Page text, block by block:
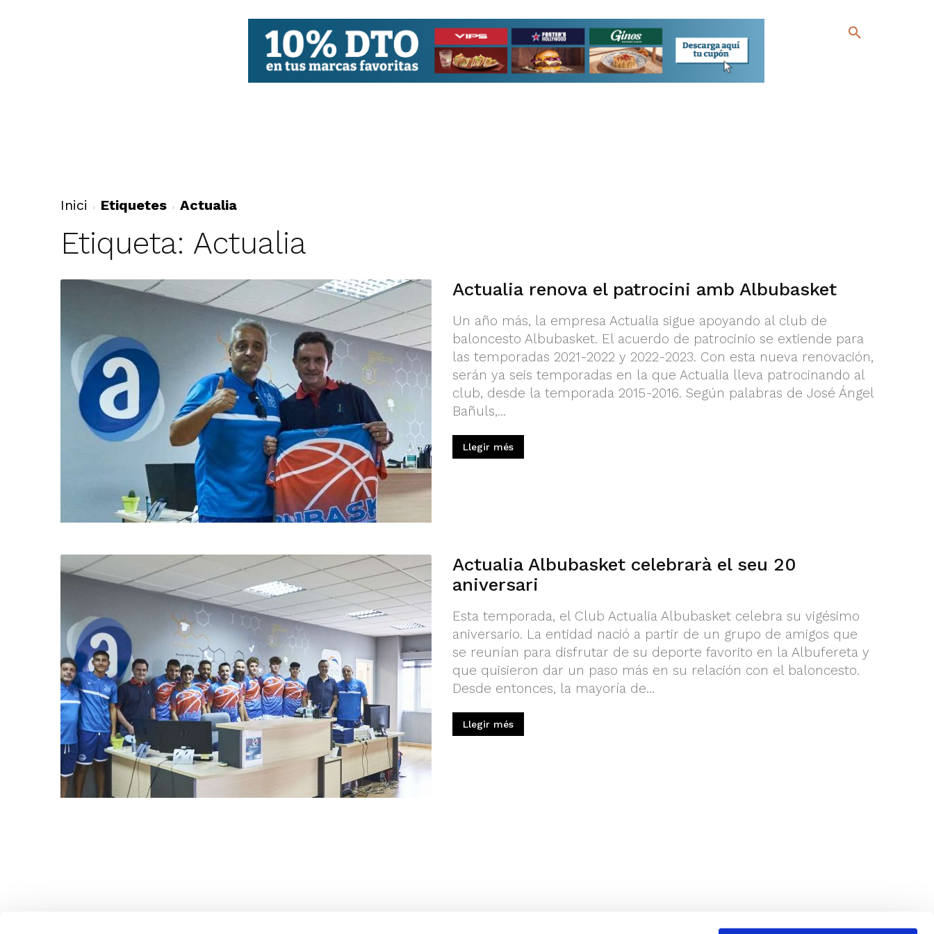
Inici Etiquetes Actualia
Etiqueta: Actualia
Actualia renova el patrocini amb Albubasket
Un año más, la empresa Actualia sigue apoyando al club de
baloncesto Albubasket. El acuerdo de patrocinio se extiende para
las temporadas 2021-2022 y 2022-2023. Con esta nueva renovación,
serán ya seis temporadas en la que Actualia lleva patrocinando al
club, desde la temporada 2015-2016. Según palabras de José Ángel
Bañuls,...
Llegir més
Actualia Albubasket celebrarà el seu 20
aniversari
Esta temporada, el Club Actualia Albubasket celebra su vigésimo
aniversario. La entidad nació a partir de un grupo de amigos que
se reunían para disfrutar de su deporte favorito en la Albufereta y
que quisieron dar un paso más en su relación con el baloncesto.
Desde entonces, la mayoría de...
Llegir més